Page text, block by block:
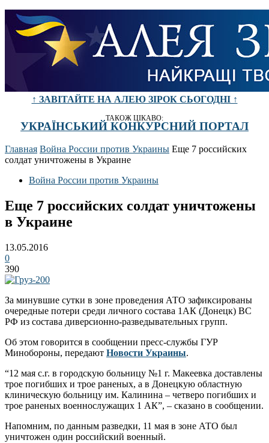
↑ ЗАВІТАЙТЕ НА АЛЕЮ ЗІРОК СЬОГОДНІ ↑
ТАКОЖ ЦІКАВО:
УКРАЇНСЬКИЙ КОНКУРСНИЙ ПОРТАЛ
Главная Война России против Украины Еще 7 российских
солдат уничтожены в Украине
Война России против Украины
Еще 7 российских солдат уничтожены
в Украине
13.05.2016
0
390
За минувшие сутки в зоне проведения АТО зафиксированы
очередные потери среди личного состава 1АК (Донецк) ВС
РФ из состава диверсионно-разведывательных групп.
Об этом говорится в сообщении пресс-службы ГУР
Минобороны, передают Новости Украины.
“12 мая с.г. в городскую больницу №1 г. Макеевка доставлены
трое погибших и трое раненых, а в Донецкую областную
клиническую больницу им. Калинина – четверо погибших и
трое раненых военнослужащих 1 АК”, – сказано в сообщении.
Напомним, по данным разведки, 11 мая в зоне АТО был
уничтожен один российский военный.